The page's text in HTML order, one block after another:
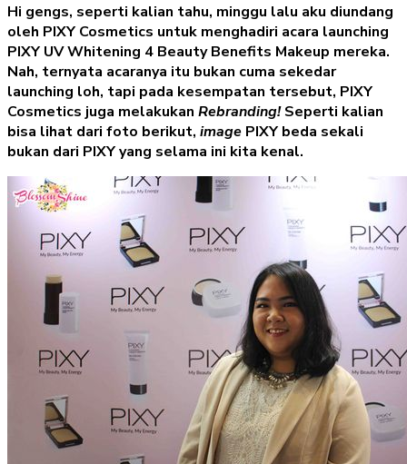
Hi gengs, seperti kalian tahu, minggu lalu aku diundang
oleh PIXY Cosmetics untuk menghadiri acara launching
PIXY UV Whitening 4 Beauty Benefits Makeup mereka.
Nah, ternyata acaranya itu bukan cuma sekedar
launching loh, tapi pada kesempatan tersebut, PIXY
Cosmetics juga melakukan Rebranding!Seperti kalian
bisa lihat dari foto berikut, image PIXY beda sekali
bukan dari PIXY yang selama ini kita kenal.